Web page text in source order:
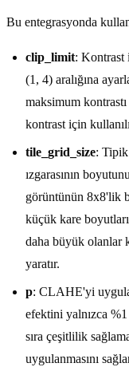
Bu entegrasyonda
clip_limit: Kontrast
(1, 4) aralığına
maksimum
kontrast için
tile_grid_size: Tipik
ızgarasının
görüntünün 8x8'lik
küçük kare
daha büyük olanlar
yaratır.
p: CLAHE'yi
efektini yalnızca
sıra çeşitlilik
uygulanmasını